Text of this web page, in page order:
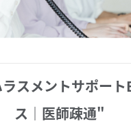
スメントサポート
ス｜医師疎通"